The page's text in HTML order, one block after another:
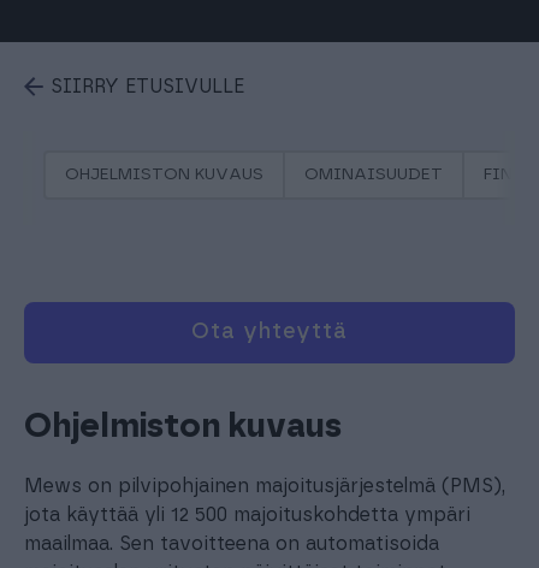
SIIRRY ETUSIVULLE
OHJELMISTON KUVAUS OMINAISUUDET
Ota yhteyttä
Ohjelmiston kuvaus
Mews on pilvipohjainen majoitusjärjestelmä (PMS),
jota käyttää yli 12 500 majoituskohdetta ympäri
maailmaa. Sen tavoitteena on automatisoida